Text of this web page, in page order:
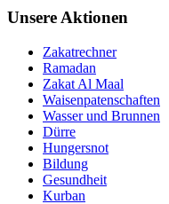
Unsere Aktionen
Zakatrechner
Ramadan
Zakat Al Maal
Waisenpatenschaften
Wasser und Brunnen
Dürre
Hungersnot
Bildung
Gesundheit
Kurban